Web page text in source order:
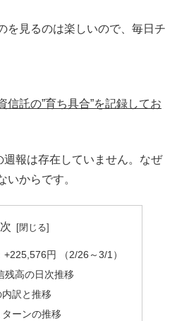
を見るのは楽しいので、毎日チ
信託の”育ち具合”を記録してお
報は存在していません。なぜ
いからです。
円 （2/26～3/1）
残高の日次推移
訳と推移
ーンの推移